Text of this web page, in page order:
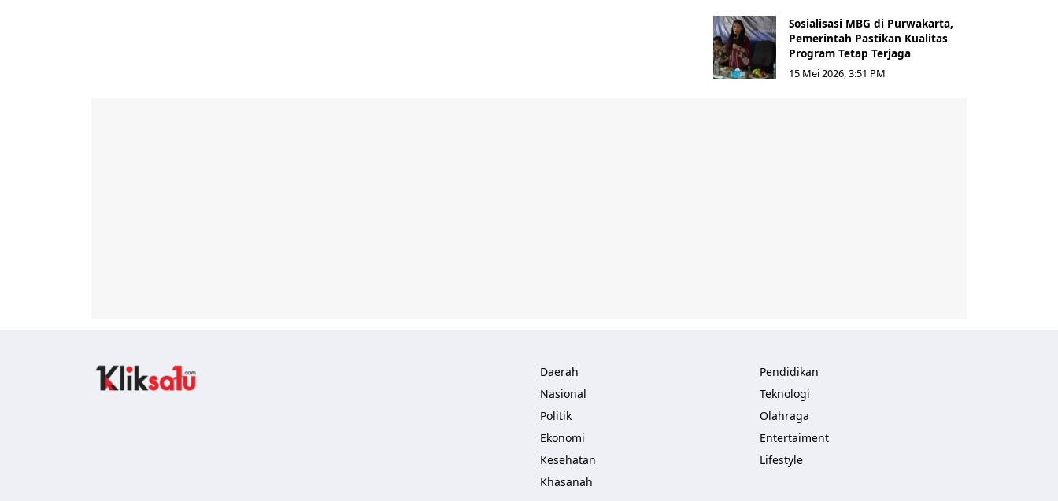
Sosialisasi MBG di Purwakarta,
Pemerintah Pastikan Kualitas
Program Tetap Terjaga
15 Mei 2026, 3:51 PM
Daerah
Nasional
Politik
Ekonomi
Kesehatan
Khasanah
Pendidikan
Teknologi
Olahraga
Entertaiment
Lifestyle